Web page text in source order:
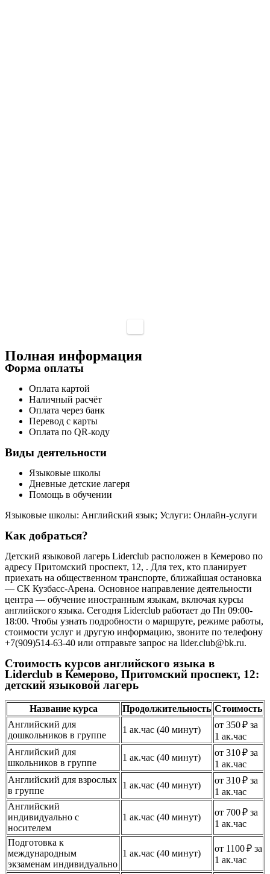
Полная информация
Форма оплаты
Оплата картой
Наличный расчёт
Оплата через банк
Перевод с карты
Оплата по QR-коду
Виды деятельности
Языковые школы
Дневные детские лагеря
Помощь в обучении
Языковые школы: Английский язык; Услуги: Онлайн-услуги
Как добраться?
Детский языковой лагерь Liderclub расположен в Кемерово по
адресу Притомский проспект, 12, . Для тех, кто планирует
приехать на общественном транспорте, ближайшая остановка
— СК Кузбасс-Арена. Основное направление деятельности
центра — обучение иностранным языкам, включая курсы
английского языка. Сегодня Liderclub работает до Пн 09:00-
18:00. Чтобы узнать подробности о маршруте, режиме работы,
стоимости услуг и другую информацию, звоните по телефону
+7(909)514-63-40 или отправьте запрос на lider.club@bk.ru.
Стоимость курсов английского языка в
Liderclub в Кемерово, Притомский проспект, 12:
детский языковой лагерь
Название курса Продолжительность Стоимость
Английский для
дошкольников в группе
1 ак.час (40 минут)
от 350 ₽ за
1 ак.час
Английский для
школьников в группе
1 ак.час (40 минут)
от 310 ₽ за
1 ак.час
Английский для взрослых
в группе
1 ак.час (40 минут)
от 310 ₽ за
1 ак.час
Английский
индивидуально с
носителем
1 ак.час (40 минут)
от 700 ₽ за
1 ак.час
Подготовка к
международным
экзаменам индивидуально
1 ак.час (40 минут)
от 1100 ₽ за
1 ак.час